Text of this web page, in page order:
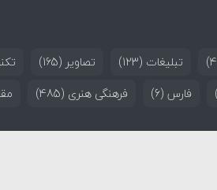
تبلیغات (123) تصاویر (165)
فارس (6) فرهنگی هنری (485)